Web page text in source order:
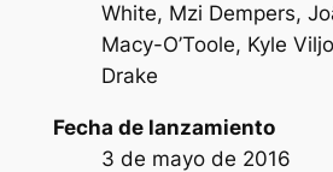
White, Mzi Dempers,
Macy-O’Toole, Kyle
Drake
Fecha de lanzamiento
3 de mayo de 2016